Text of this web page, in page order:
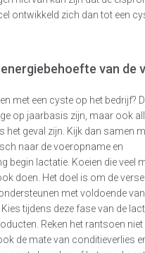
ontwikkeld zich dan tot een
van de
met een cyste op het bedrijf?
op jaarbasis zijn, maar ook
het geval zijn. Kijk dan samen
naar de voeropname en
begin lactatie. Koeien die veel
doen. Het doel is om de
met voldoende
tijdens deze fase van de
Reken het rantsoen niet
de mate van conditieverlies